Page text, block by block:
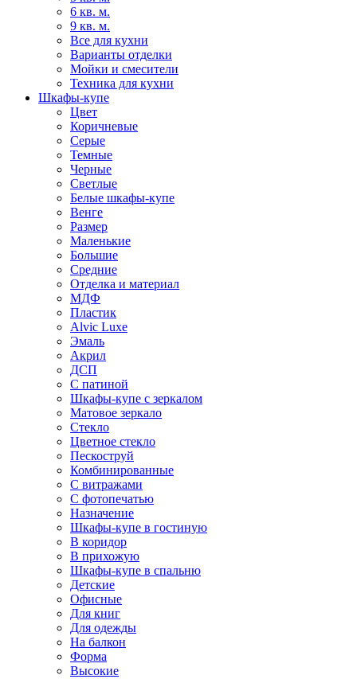
6 кв. м.
9 кв. м.
Все для кухни
Варианты отделки
Мойки и смесители
Техника для кухни
Шкафы-купе
Цвет
Коричневые
Серые
Темные
Черные
Светлые
Белые шкафы-купе
Венге
Размер
Маленькие
Большие
Средние
Отделка и материал
МДФ
Пластик
Alvic Luxe
Эмаль
Акрил
ДСП
С патиной
Шкафы-купе с зеркалом
Матовое зеркало
Стекло
Цветное стекло
Пескоструй
Комбинированные
С витражами
С фотопечатью
Назначение
Шкафы-купе в гостиную
В коридор
В прихожую
Шкафы-купе в спальню
Детские
Офисные
Для книг
Для одежды
На балкон
Форма
Высокие